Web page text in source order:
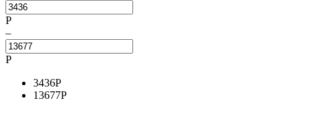
Р
–
Р
3436Р
13677Р